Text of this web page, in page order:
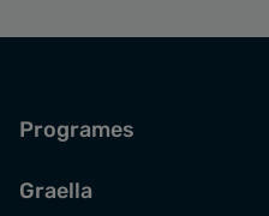
Programes
Graella